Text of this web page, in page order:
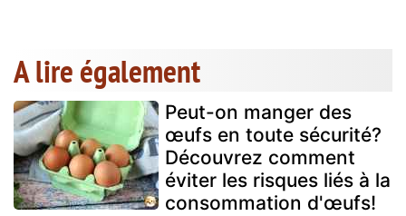
A lire également
Peut-on manger des
œufs en toute sécurité?
Découvrez comment
éviter les risques liés à la
consommation d'œufs!